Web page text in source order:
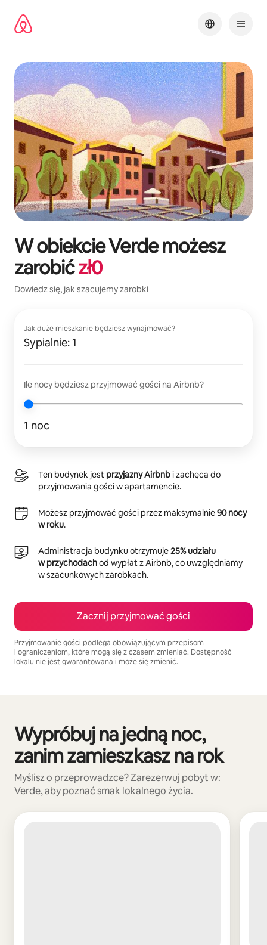
treści
W obiekcieVerdemożesz
zarobićzł0
Dowiedz się, jak szacujemy zarobki
Jak duże mieszkanie będziesz wynajmować?
Sypialnie: 1
Ile nocy będziesz przyjmować gości na Airbnb?
1 noc
Ten budynek jest przyjazny Airbnb i zachęca do
przyjmowania gości w apartamencie.
Możesz przyjmować gości przez maksymalnie90 nocy
w roku.
Administracja budynku otrzymuje25% udziału
w przychodachod wypłat z Airbnb, co uwzględniamy
w szacunkowych zarobkach.
Zacznij przyjmować gości
Przyjmowanie gości podlega obowiązującym przepisom
i ograniczeniom, które mogą się z czasem zmieniać. Dostępność
lokalu nie jest gwarantowana i może się zmienić.
Wypróbuj na jedną noc,
zanim zamieszkasz na rok
Myślisz o przeprowadzce? Zarezerwuj pobyt w:
Verde, aby poznać smak lokalnego życia.
Widać 0 z 0 elementów